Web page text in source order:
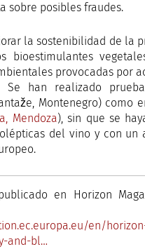
sobre posibles fraudes.
la sostenibilidad de la
bioestimulantes
provocadas por
Se han realizado
Montenegro) como
Mendoza), sin que se
del vino y con un
en Horizon
en/
and-bl…